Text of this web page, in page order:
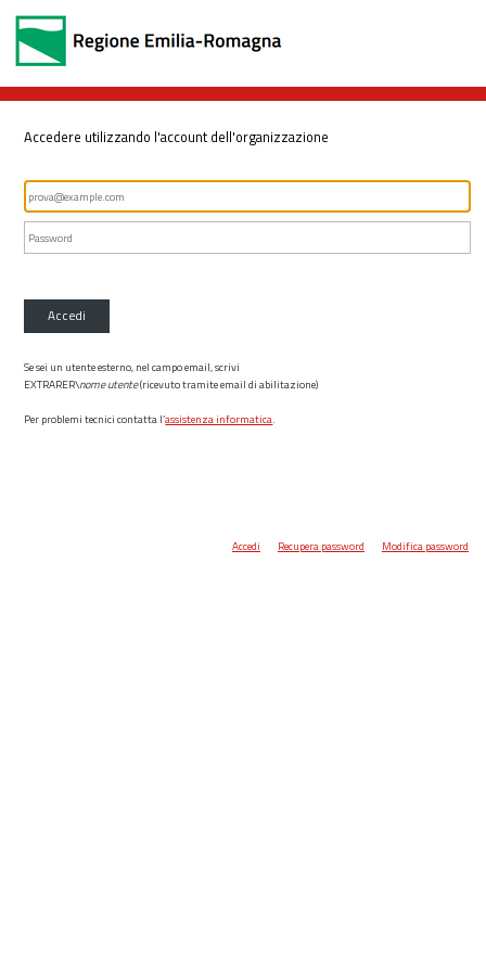
Accedere utilizzando l'account dell'organizzazione
Accedi
Se sei un utente esterno, nel campo email, scrivi
EXTRARER\nome utente(ricevuto tramite email di abilitazione)
Per problemi tecnici contatta l’assistenza informatica.
Accedi Recupera password Modifica password